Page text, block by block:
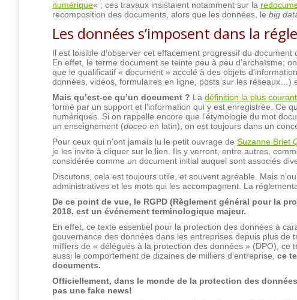
numérique« ; ces travaux insistaient notamment sur la
recomposition des documents, alors que les données, le big
Les données s’imposent dans la
Il est loisible d’observer cet effacement progressif du
En effet, le terme document se teinte peu à peu d’archaïsme;
que le qualificatif « document » accolé à des objets
données, vidéos, formulaires en ligne, posts sur les réseaux…)
Mais qu’est-ce qu’un document ? La définition la plus
formé par un support et l’information qui y est enregistrée. Ce
numériques. Si on rappelle encore que l’étymologie du mot
un enseignement (doceo en latin), on est toujours dans un
Pour ceux qui n’ont jamais lu le petit ouvrage de Suzanne Briet
je les invite à cliquer sur le lien. Ils y verront, entre autres,
considérée comme un document initial auquel sont associés
Discutons, cela est toujours utile, et souvent agréable. Mais
administratives et les mots qui les accompagnent. La
De ce point de vue, le RGPD (Règlement général pour la
2018, est un événement terminologique majeur.
En effet, ce texte essentiel pour la protection des données à
gouvernance des données dans les entreprises depuis plus
milliers de « délégués à la protection des données » (DPO), ce
aussi le comportement de dizaines de milliers d’entreprise, ce
documents.
Officiellement, dans le monde de la protection des
pas une fake news!